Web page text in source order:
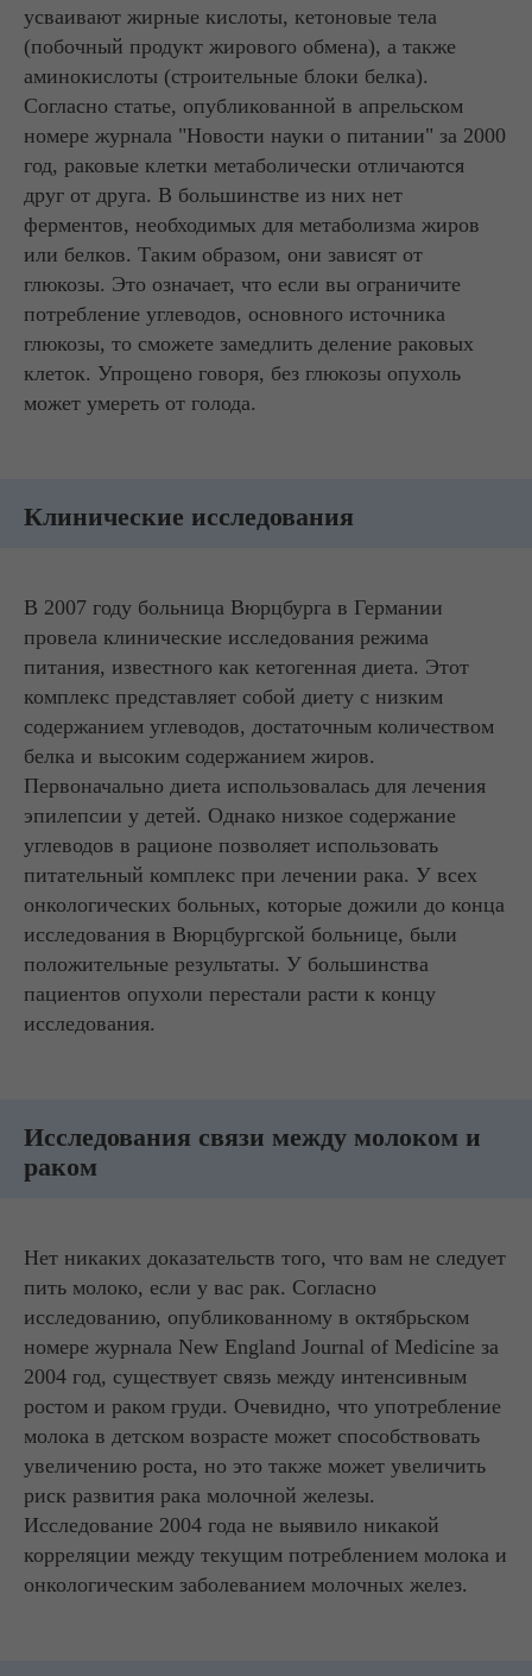
усваивают жирные кислоты, кетоновые тела
(побочный продукт жирового обмена), а также
аминокислоты (строительные блоки белка).
Согласно статье, опубликованной в апрельском
номере журнала "Новости науки о питании" за 2000
год, раковые клетки метаболически отличаются
друг от друга. В большинстве из них нет
ферментов, необходимых для метаболизма жиров
или белков. Таким образом, они зависят от
глюкозы. Это означает, что если вы ограничите
потребление углеводов, основного источника
глюкозы, то сможете замедлить деление раковых
клеток. Упрощено говоря, без глюкозы опухоль
может умереть от голода.
Клинические исследования
В 2007 году больница Вюрцбурга в Германии
провела клинические исследования режима
питания, известного как кетогенная диета. Этот
комплекс представляет собой диету с низким
содержанием углеводов, достаточным количеством
белка и высоким содержанием жиров.
Первоначально диета использовалась для лечения
эпилепсии у детей. Однако низкое содержание
углеводов в рационе позволяет использовать
питательный комплекс при лечении рака. У всех
онкологических больных, которые дожили до конца
исследования в Вюрцбургской больнице, были
положительные результаты. У большинства
пациентов опухоли перестали расти к концу
исследования.
Исследования связи между молоком и
раком
Нет никаких доказательств того, что вам не следует
пить молоко, если у вас рак. Согласно
исследованию, опубликованному в октябрьском
номере журнала New England Journal of Medicine за
2004 год, существует связь между интенсивным
ростом и раком груди. Очевидно, что употребление
молока в детском возрасте может способствовать
увеличению роста, но это также может увеличить
риск развития рака молочной железы.
Исследование 2004 года не выявило никакой
корреляции между текущим потреблением молока и
онкологическим заболеванием молочных желез.